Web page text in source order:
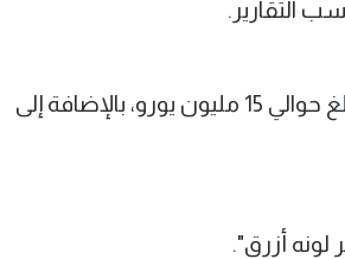
وأوضح التقرير أن نونيز سيحصل على راتب سنوي صافي يبلغ حوالي 15 مليون يورو، بالإضافة إلى
لونه أزرق".